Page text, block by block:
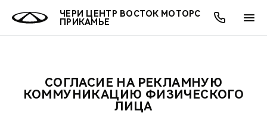
ЧЕРИ ЦЕНТР ВОСТОК МОТОРС
ПРИКАМЬЕ
МОДЕЛИ
ПОКУПАТЕЛЯМ
ВЛАДЕЛЬЦАМ
МИР CHERY
АКЦИИ
ОНЛАЙН СЕРВИСЫ
О КОМПАНИИ
СОГЛАСИЕ НА РЕКЛАМНУЮ
КОММУНИКАЦИЮ ФИЗИЧЕСКОГО
ЛИЦА